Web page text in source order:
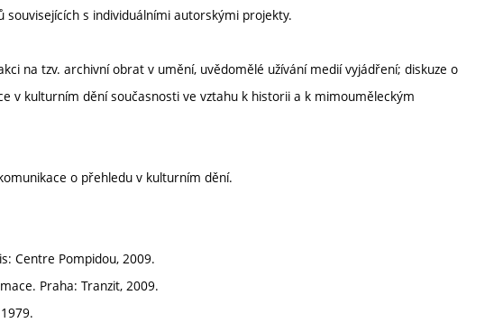
s individuálními autorskými projekty.
na tzv. archivní obrat v umění, uvědomělé užívání medií vyjádření; diskuze o
v kulturním dění současnosti ve vztahu k historii a k mimouměleckým
o přehledu v kulturním dění.
Centre Pompidou, 2009.
Praha: Tranzit, 2009.